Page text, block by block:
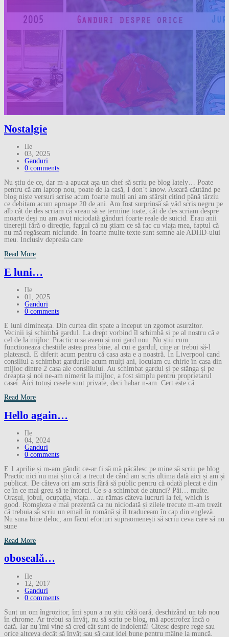
Nostalgie
Ile
03, 2025
Ganduri
0 comments
Nu știu de ce, dar m-a apucat așa un chef să scriu pe blog lately… Poate
pentru că am laptop nou, poate de la casă, I don’t know. Aseară căutând pe
blog niște versuri scrise acum foarte mulți ani am sfârșit citind până târziu
ce debitam acum aproape 20 de ani. Am fost surprinsă să văd scris negru pe
alb cât de des scriam că vreau să se termine toate, cât de des scriam despre
moarte deși nu am avut niciodată gânduri foarte reale de suicid. Erau anii
tinereții fără o direcție, faptul că nu știam ce să fac cu viața mea, faptul că
nu mă regăseam niciunde. În foarte multe texte sunt semne ale ADHD-ului
meu. Inclusiv depresia care
Read More
E luni…
Ile
01, 2025
Ganduri
0 comments
E luni dimineața. Din curtea din spate a inceput un zgomot asurzitor.
Vecinii iși schimbă gardul. La drept vorbind îl schimbă si pe al nostru că e
cel de la mijloc. Practic o sa avem și noi gard nou. Nu știu cum
functioneaza chestiile astea prea bine, al cui e gardul, cine ar trebui să-l
platească. E diferit acum pentru că casa asta e a noastră. În Liverpool cand
consiliul a schimbat gardurile acum mulți ani, locuiam cu chirie în casa din
mijloc dintre 2 casa ale consiliului. Au schimbat gardul și pe stănga și pe
dreapta și noi ne-am nimerit la mijloc, a fost simplu pentru proprietarul
casei. Aici totuși casele sunt private, deci habar n-am. Cert este că
Read More
Hello again…
Ile
04, 2024
Ganduri
0 comments
E 1 aprilie și m-am gândit ce-ar fi să mă păcălesc pe mine să scriu pe blog.
Practic nici nu mai știu cât a trecut de când am scris ultima dată aici și am și
publicat. De câteva ori am scris fără să public pentru că odată plecat e din
ce în ce mai greu să te întorci. Ce s-a schimbat de atunci? Pâi… multe.
Orașul, jobul, ocupația, viața… au rămas câteva lucruri la fel, which is
good. Romgleza e mai prezentă ca nu niciodată și zilele trecute m-am trezit
că trebuia să scriu un email în română și îl traduceam în cap din engleză.
Nu suna bine deloc, am făcut eforturi supraomenești să scriu ceva care să nu
sune
Read More
oboseală…
Ile
12, 2017
Ganduri
0 comments
Sunt un om îngrozitor, îmi spun a nu știu câtă oară, deschizând un tab nou
în chrome. Ar trebui sa învăț, nu să scriu pe blog, mă apostrofez încă o
dată. Iar nu îmi vine să cred cât sunt de indolentă! Citesc despre rege sau
orice altceva decât să învăț sau să caut idei bune pentru mâine la muncă.